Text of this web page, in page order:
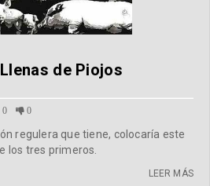
de Piojos
0 0
regulera que tiene, colocaría este
los tres primeros.
LEER MÁS